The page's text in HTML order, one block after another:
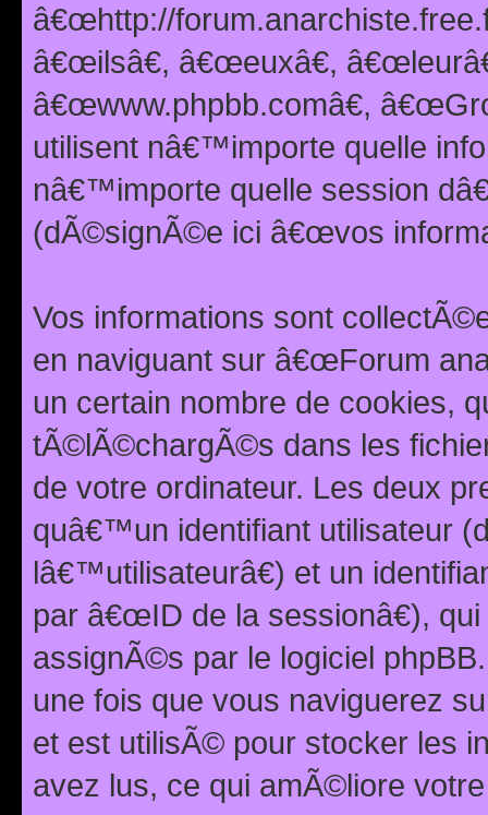
â€œhttp://
â€œilsâ€, â€œeuxâ€,
â€œwww.phpbb.comâ€,
utilisent nâ€™importe quelle
nâ€™importe quelle session
(dÃ©signÃ©e ici â€œvos
Vos informations sont
en naviguant sur â€œForum
un certain nombre de cookies,
tÃ©lÃ©chargÃ©s dans les
de votre ordinateur. Les deux
quâ€™un identifiant utilisateur
lâ€™utilisateurâ€) et un
par â€œID de la sessionâ€),
assignÃ©s par le logiciel
une fois que vous naviguerez
et est utilisÃ© pour stocker les
avez lus, ce qui amÃ©liore